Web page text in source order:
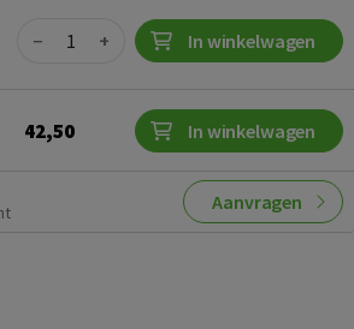
Quantity
− + In winkelwagen
42,50 In winkelwagen
Aanvragen